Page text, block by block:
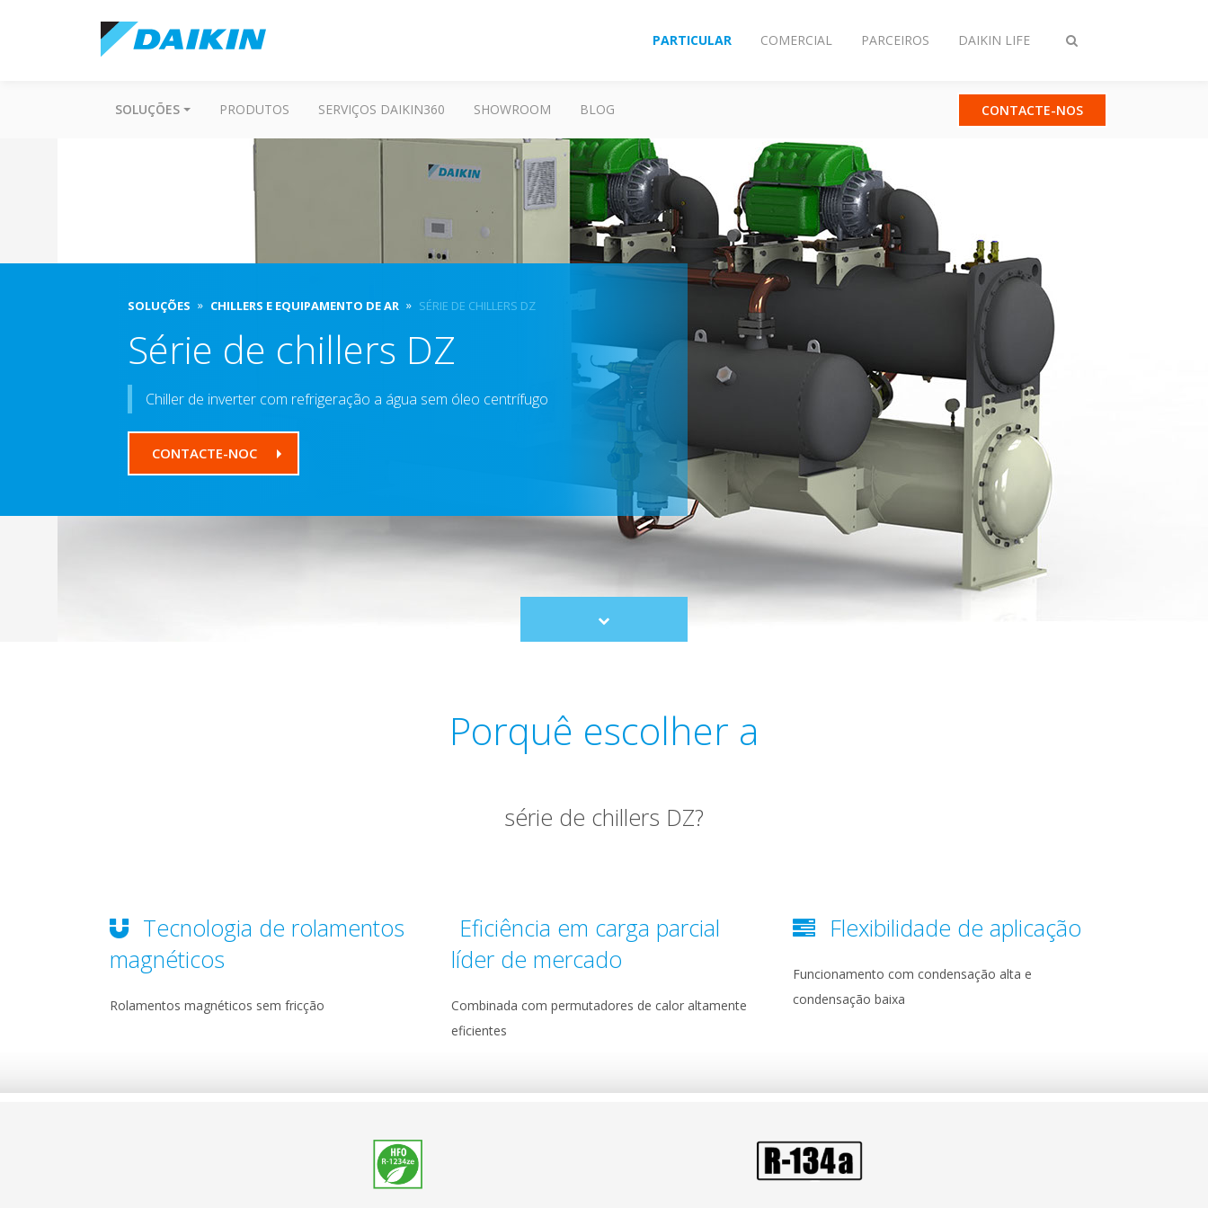
Comutar
PARTICULAR COMERCIAL PARCEIROS DAIKIN LIFE
SOLUÇÕES PRODUTOS SERVIÇOS DAIKIN360 SHOWROOM BLOG CONTACTE-NOS
SOLUÇÕES CHILLERS E EQUIPAMENTO DE AR SÉRIE DE CHILLERS DZ
Série de chillers DZ
Chiller de inverter com refrigeração a água sem óleo centrífugo
CONTACTE-NOC
Scroll
to
Porquê escolher a
série de chillers DZ?
Tecnologia de rolamentos
magnéticos
Rolamentos magnéticos sem fricção
Eficiência em carga parcial
líder de mercado
Combinada com permutadores de calor altamente
eficientes
Flexibilidade de aplicação
Funcionamento com condensação alta e
condensação baixa